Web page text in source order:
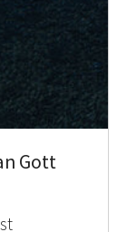
Gott